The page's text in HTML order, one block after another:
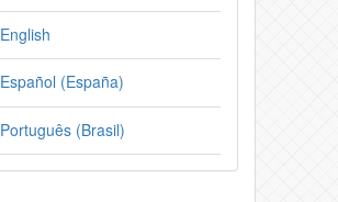
English
Español (España)
Português (Brasil)